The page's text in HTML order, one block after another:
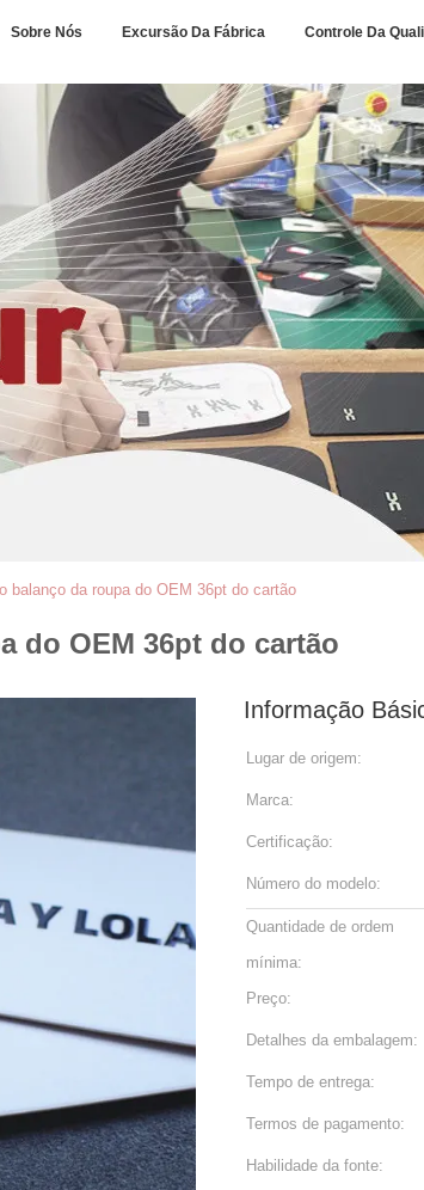
Sobre Nós Excursão Da Fábrica Controle Da
balanço da roupa do OEM 36pt do cartão
do OEM 36pt do cartão
Informação
Lugar de origem:
Marca:
Certificação:
Número do modelo:
Quantidade de ordem
mínima:
Preço:
Detalhes da embalagem:
Tempo de entrega:
Termos de pagamento:
Habilidade da fonte: